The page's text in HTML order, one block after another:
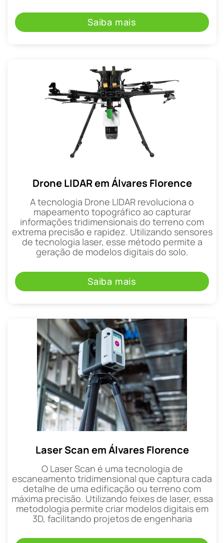
Saiba mais
Drone LIDAR em Álvares Florence
A tecnologia Drone LIDAR revoluciona o
mapeamento topográfico ao capturar
informações tridimensionais do terreno com
extrema precisão e rapidez. Utilizando sensores
de tecnologia laser, esse método permite a
geração de modelos digitais do solo.
Saiba mais
Laser Scan em Álvares Florence
O Laser Scan é uma tecnologia de
escaneamento tridimensional que captura cada
detalhe de uma edificação ou terreno com
máxima precisão. Utilizando feixes de laser, essa
metodologia permite criar modelos digitais em
3D, facilitando projetos de engenharia